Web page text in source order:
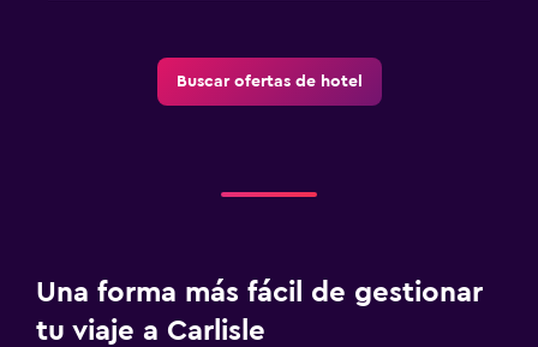
Buscar ofertas de hotel
Una forma más fácil de gestionar
tu viaje a Carlisle